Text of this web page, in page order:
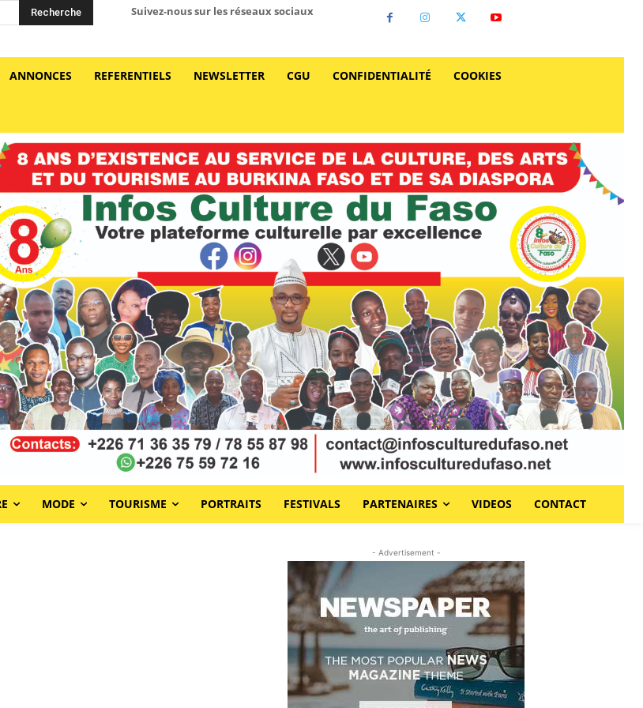
Recherche Suivez-nous sur les réseaux sociaux
ANNONCES REFERENTIELS NEWSLETTER CGU CONFIDENTIALITÉ COOKIES
MODE TOURISME PORTRAITS FESTIVALS PARTENAIRES VIDEOS CONTACT
- Advertisement -